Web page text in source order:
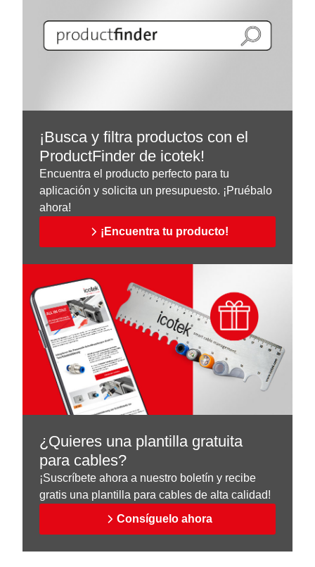
¡Busca y filtra productos con el
ProductFinder de icotek!
Encuentra el producto perfecto para tu
aplicación y solicita un presupuesto. ¡Pruébalo
ahora!
¡Encuentra tu producto!
¿Quieres una plantilla gratuita
para cables?
¡Suscríbete ahora a nuestro boletín y recibe
gratis una plantilla para cables de alta calidad!
Consíguelo ahora